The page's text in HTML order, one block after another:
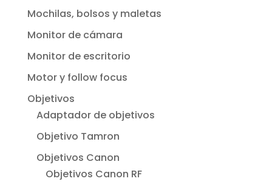
Mochilas, bolsos y maletas
Monitor de cámara
Monitor de escritorio
Motor y follow focus
Objetivos
Adaptador de objetivos
Objetivo Tamron
Objetivos Canon
Objetivos Canon RF